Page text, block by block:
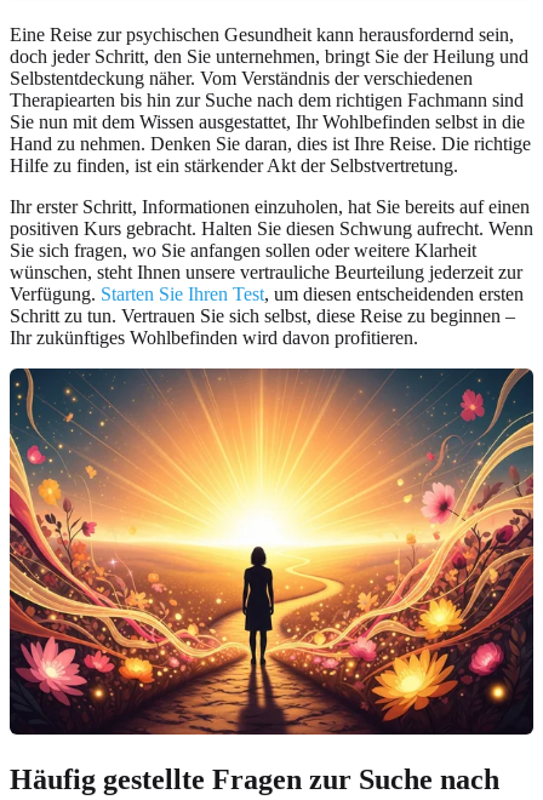
Eine Reise zur psychischen Gesundheit kann herausfordernd sein,
doch jeder Schritt, den Sie unternehmen, bringt Sie der Heilung und
Selbstentdeckung näher. Vom Verständnis der verschiedenen
Therapiearten bis hin zur Suche nach dem richtigen Fachmann sind
Sie nun mit dem Wissen ausgestattet, Ihr Wohlbefinden selbst in die
Hand zu nehmen. Denken Sie daran, dies ist Ihre Reise. Die richtige
Hilfe zu finden, ist ein stärkender Akt der Selbstvertretung.
Ihr erster Schritt, Informationen einzuholen, hat Sie bereits auf einen
positiven Kurs gebracht. Halten Sie diesen Schwung aufrecht. Wenn
Sie sich fragen, wo Sie anfangen sollen oder weitere Klarheit
wünschen, steht Ihnen unsere vertrauliche Beurteilung jederzeit zur
Verfügung. Starten Sie Ihren Test, um diesen entscheidenden ersten
Schritt zu tun. Vertrauen Sie sich selbst, diese Reise zu beginnen –
Ihr zukünftiges Wohlbefinden wird davon profitieren.
Häufig gestellte Fragen zur Suche nach